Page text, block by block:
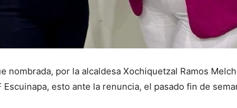
nombrada, por la alcaldesa Xochiquetzal Ramos
esto ante la renuncia, el pasado fin de